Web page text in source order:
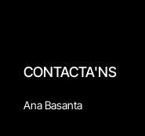
CONTACTA'NS
Ana Basanta